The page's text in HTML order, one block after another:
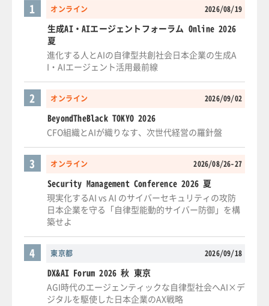
オンライン 2026/08/19
1
生成AI・AIエージェントフォーラム Online 2026
夏
進化する人とAIの自律型共創社会日本企業の生成A
I・AIエージェント活用最前線
オンライン 2026/09/02
2
BeyondTheBlack TOKYO 2026
CFO組織とAIが織りなす、次世代経営の羅針盤
オンライン 2026/08/26-27
3
Security Management Conference 2026 夏
現実化するAI vs AI のサイバーセキュリティの攻防
日本企業を守る「自律型能動的サイバー防御」を構
築せよ
東京都 2026/09/18
4
DX&AI Forum 2026 秋 東京
AGI時代のエージェンティックな自律型社会へAI×デ
ジタルを駆使した日本企業のAX戦略